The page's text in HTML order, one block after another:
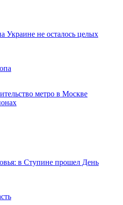
Украине не осталось целых
метро в Москве
в Ступине прошел День